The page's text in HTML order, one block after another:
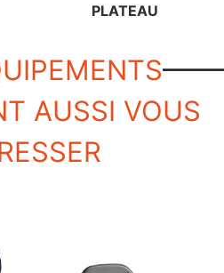
PLATEAU
AUSSI VOUS